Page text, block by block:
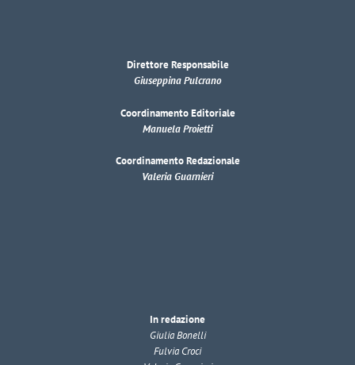
Direttore Responsabile
Giuseppina Pulcrano
Coordinamento Editoriale
Manuela Proietti
Coordinamento Redazionale
Valeria Guarnieri
In redazione
Giulia Bonelli
Fulvia Croci